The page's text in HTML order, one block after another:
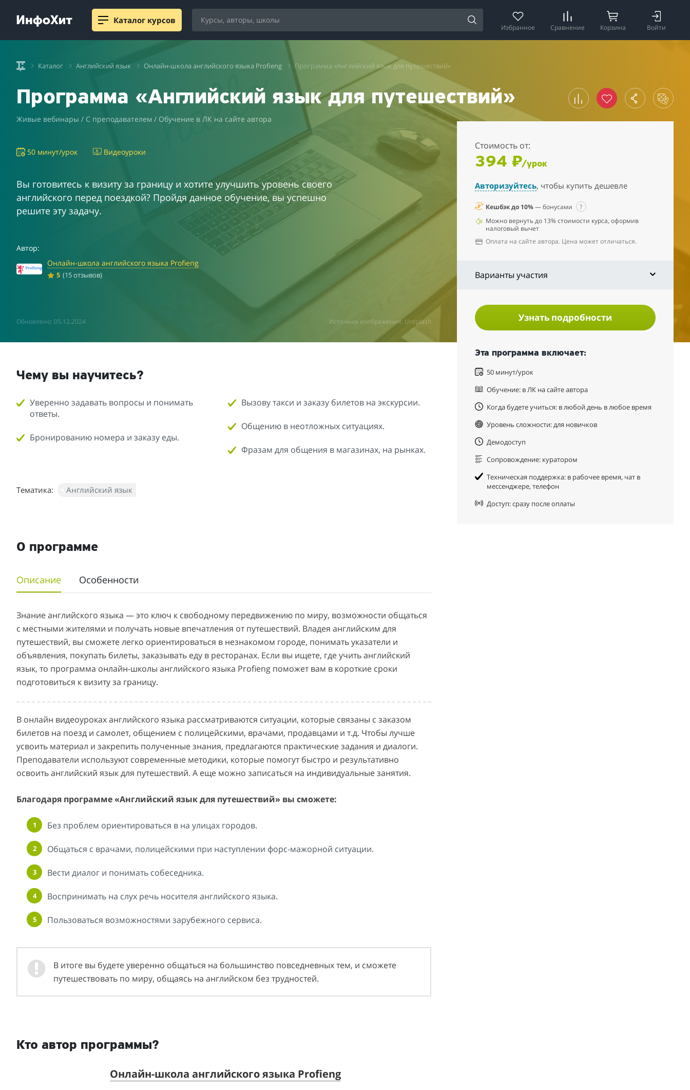
Каталог курсов
Избранное Сравнение Корзина Войти
Каталог Английский язык Онлайн-школа английского языка Profieng Программа «Английский язык для путешествий»
Программа «Английский язык для путешествий»
Живые вебинары / С преподавателем / Обучение в ЛК на сайте автора
50 минут/урок Видеоуроки
Вы готовитесь к визиту за границу и хотите улучшить уровень своего
английского перед поездкой? Пройдя данное обучение, вы успешно
решите эту задачу.
Автор:
Онлайн-школа английского языка Profieng
5 (15 отзывов)
Обновлено: 05.12.2024 Источник изображения: Unsplash
Стоимость от:
394 ₽/урок
Авторизуйтесь, чтобы купить дешевле
Кешбэк до 10%— бонусами
?
Можно вернуть до 13% стоимости курса, оформив
налоговый вычет
Оплата на сайте автора. Цена может отличаться.
Варианты участия
Узнать подробности
Эта программа включает:
50 минут/урок
Обучение: в ЛК на сайте автора
Когда будете учиться: в любой день в любое время
Уровень сложности: для новичков
Демодоступ
Сопровождение: куратором
Техническая поддержка: в рабочее время, чат в
мессенджере, телефон
Доступ: сразу после оплаты
Чему вы научитесь?
Уверенно задавать вопросы и понимать
ответы.
Бронированию номера и заказу еды.
Вызову такси и заказу билетов на экскурсии.
Общению в неотложных ситуациях.
Фразам для общения в магазинах, на рынках.
Тематика: Английский язык
О программе
Описание Особенности
Знание английского языка — это ключ к свободному передвижению по миру, возможности общаться
с местными жителями и получать новые впечатления от путешествий. Владея английским для
путешествий, вы сможете легко ориентироваться в незнакомом городе, понимать указатели и
объявления, покупать билеты, заказывать еду в ресторанах. Если вы ищете, где учить английский
язык, то программа онлайн-школы английского языка Profieng поможет вам в короткие сроки
подготовиться к визиту за границу.
В онлайн видеоуроках английского языка рассматриваются ситуации, которые связаны с заказом
билетов на поезд и самолет, общением с полицейскими, врачами, продавцами и т.д. Чтобы лучше
усвоить материал и закрепить полученные знания, предлагаются практические задания и диалоги.
Преподаватели используют современные методики, которые помогут быстро и результативно
освоить английский язык для путешествий. А еще можно записаться на индивидуальные занятия.
Благодаря программе «Английский язык для путешествий» вы сможете:
Без проблем ориентироваться в на улицах городов.
Общаться с врачами, полицейскими при наступлении форс-мажорной ситуации.
Вести диалог и понимать собеседника.
Воспринимать на слух речь носителя английского языка.
Пользоваться возможностями зарубежного сервиса.
В итоге вы будете уверенно общаться на большинство повседневных тем, и сможете
путешествовать по миру, общаясь на английском без трудностей.
Кто автор программы?
Онлайн-школа английского языка Profieng